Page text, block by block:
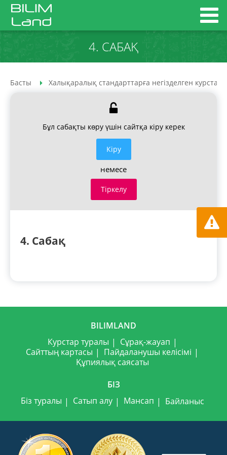
4. САБАҚ
Басты Халықаралық стандарттарға негізделген курстар
Бұл сабақты көру үшін сайтқа кіру керек
Кiру
немесе
Тіркелу
4. Сабақ
BILIMLAND
Курстар туралы
Сұрақ-жауап
Сайттың картасы
Пайдаланушы келісімі
Құпиялық саясаты
БІЗ
Біз туралы
Сатып алу Мансап Байланыс